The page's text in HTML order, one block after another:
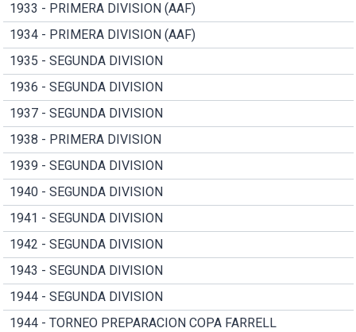
1933 - PRIMERA DIVISION (AAF)
1934 - PRIMERA DIVISION (AAF)
1935 - SEGUNDA DIVISION
1936 - SEGUNDA DIVISION
1937 - SEGUNDA DIVISION
1938 - PRIMERA DIVISION
1939 - SEGUNDA DIVISION
1940 - SEGUNDA DIVISION
1941 - SEGUNDA DIVISION
1942 - SEGUNDA DIVISION
1943 - SEGUNDA DIVISION
1944 - SEGUNDA DIVISION
1944 - TORNEO PREPARACION COPA FARRELL